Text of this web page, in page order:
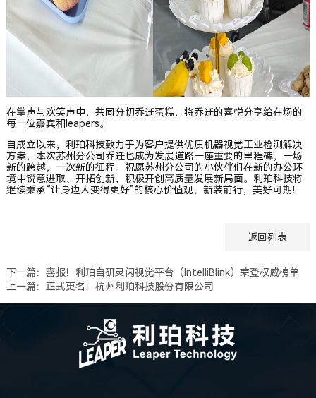
在掌声与欢笑声中，共同分切乔迁蛋糕，将乔迁的喜悦分享给在场的
每一位嘉宾和leapers。
自成立以来，利珀科技致力于为客户提供优质机器视觉工业检测解决
方案，本次苏州分公司乔迁也成为发展道路一座重要的里程碑，一场
新的跨越，一次新的征程。祝愿苏州分公司的小伙伴们在新的办公环
境中锐意进取、开拓创新，积极开创高质量发展新局面。利珀科技将
继续秉承“让身边人变得更好”的核心价值观，新装前行，美好可期！
返回列表
下一篇：喜报！利珀自研灵闪视觉平台（IntelliBlink）荣登权威榜单
上一篇：正式更名！杭州利珀科技股份有限公司